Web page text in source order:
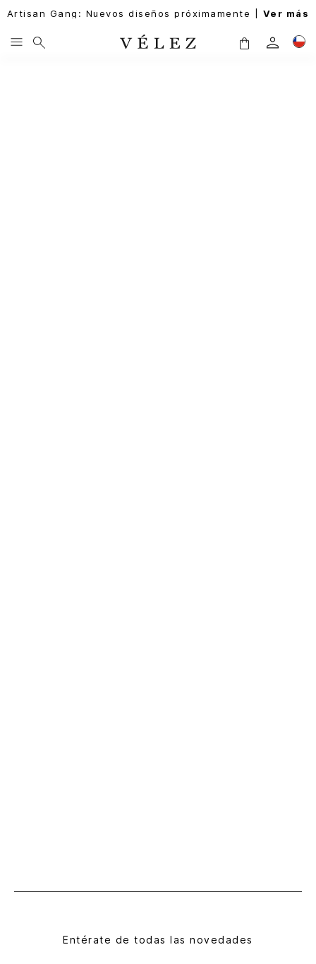
Artisan Gang: Nuevos diseños próximamente | Ver más
Entérate de todas las novedades